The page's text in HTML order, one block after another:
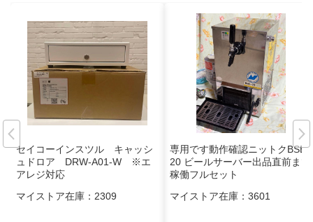
セイコーインスツル キャッシ
ュドロア DRW-A01-W ※エ
アレジ対応
マイストア在庫： 2309
専用です動作確認ニットクBSE-
20 ビールサーバー出品直前まで
稼働フルセット
マイストア在庫： 3601